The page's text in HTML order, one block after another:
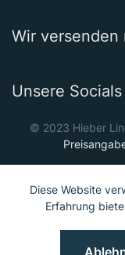
Wir versenden
Unsere Socials
© 2023 Hieber
Diese Website
Erfahrung